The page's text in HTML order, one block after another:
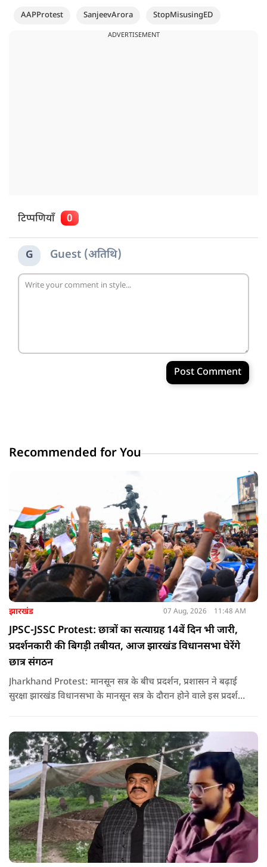
AAPProtest SanjeevArora StopMisusingED
ADVERTISEMENT
टिप्पणियाँ 0
G Guest (अतिथि)
Post Comment
Recommended for You
झारखंड 07 Aug, 2026 11:48 AM
JPSC-JSSC Protest: छात्रों का सत्याग्रह 14वें दिन भी जारी,
प्रदर्शनकारी की बिगड़ी तबीयत, आज झारखंड विधानसभा घेरेंगे
छात्र संगठन
Jharkhand Protest: मानसून सत्र के बीच प्रदर्शन, प्रशासन ने बढ़ाई
सुरक्षा झारखंड विधानसभा के मानसून सत्र के दौरान होने वाले इस प्रदर्शन
जनाधिकार महासभा के आह्वान पर आयोजित किया जा रहा है.